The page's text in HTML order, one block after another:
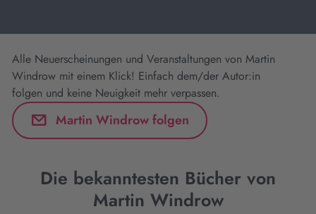
Alle Neuerscheinungen und Veranstaltungen von Martin
Windrow mit einem Klick! Einfach dem/der Autor:in
folgen und keine Neuigkeit mehr verpassen.
Martin Windrow folgen
Die bekanntesten Bücher von
Martin Windrow